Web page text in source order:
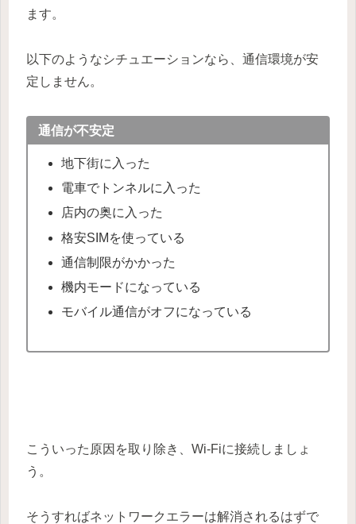
ます。
以下のようなシチュエーションなら、通信環境が安
定しません。
通信が不安定
地下街に入った
電車でトンネルに入った
店内の奥に入った
格安SIMを使っている
通信制限がかかった
機内モードになっている
モバイル通信がオフになっている
こういった原因を取り除き、Wi-Fiに接続しましょ
う。
そうすればネットワークエラーは解消されるはずで